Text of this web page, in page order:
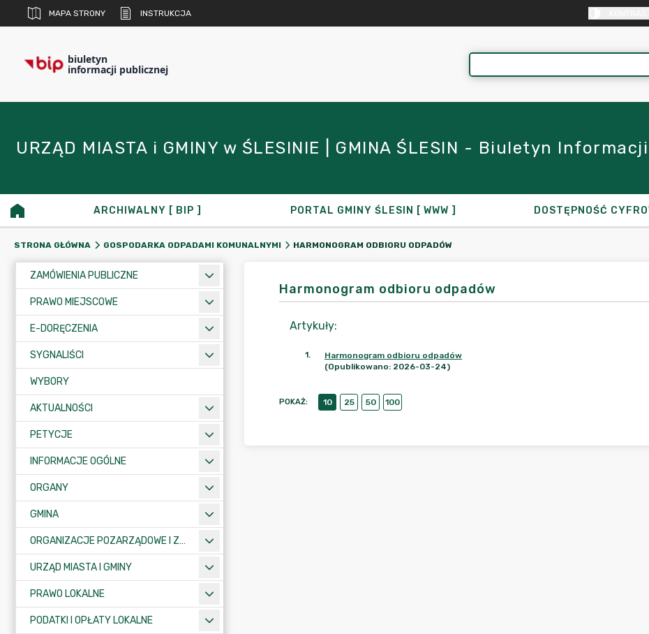
MAPA STRONY INSTRUKCJA
biuletyn
informacji publicznej
URZĄD MIASTA i GMINY w ŚLESINIE | GMINA ŚLESIN - Biuletyn
ARCHIWALNY [ BIP ] PORTAL GMINY ŚLESIN [ WWW ] DOSTĘPNOŚĆ
STRONA GŁÓWNA GOSPODARKA ODPADAMI KOMUNALNYMI HARMONOGRAM ODBIORU ODPADÓW
ZAMÓWIENIA PUBLICZNE
PRAWO MIEJSCOWE
E-DORĘCZENIA
SYGNALIŚCI
WYBORY
AKTUALNOŚCI
PETYCJE
INFORMACJE OGÓLNE
ORGANY
GMINA
ORGANIZACJE POZARZĄDOWE I ZWIĄZKI MIĘDZYGMINNE
URZĄD MIASTA I GMINY
PRAWO LOKALNE
PODATKI I OPŁATY LOKALNE
Harmonogram odbioru odpadów
Artykuły:
1.
Harmonogram odbioru odpadów
(Opublikowano: 2026-03-24)
POKAŻ: 10 25 50 100